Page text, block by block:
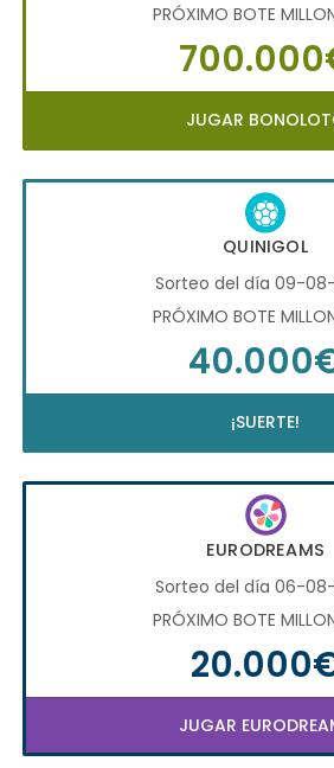
PRÓXIMO BOTE
JUGAR
QUINIGOL
Sorteo del día 09-
PRÓXIMO BOTE
¡SUERTE!
EURODREAMS
Sorteo del día 06-
PRÓXIMO BOTE
JUGAR